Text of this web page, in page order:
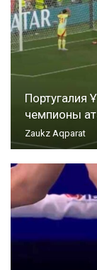
Португалия
чемпионы
Zaukz Aqparat